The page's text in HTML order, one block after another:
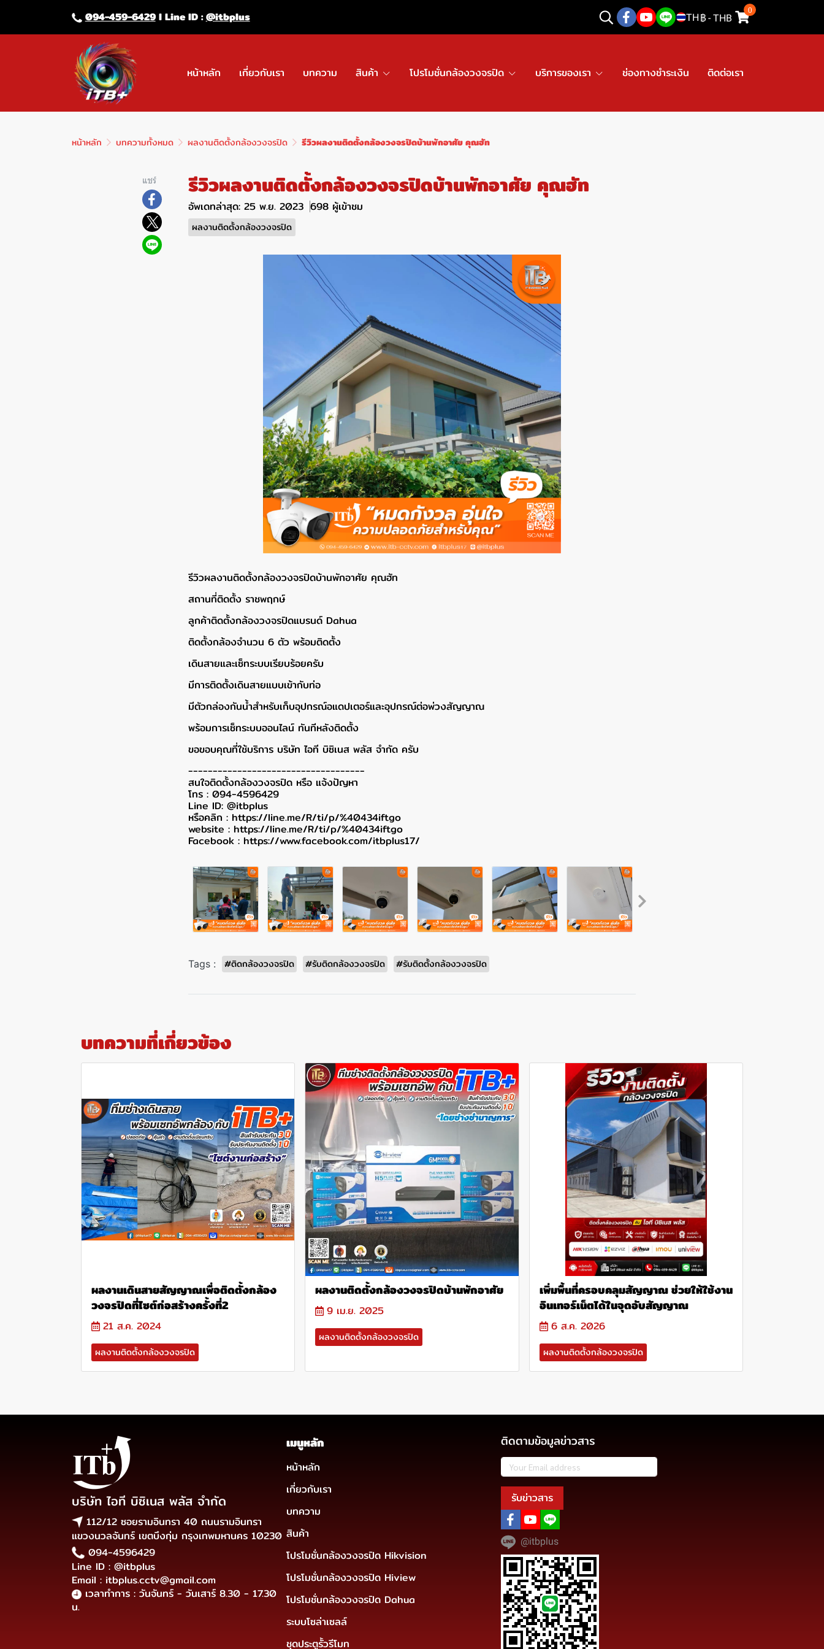
094-459-6429l Line lD :@itbplus TH ฿ - THB
0
หน้าหลัก เกี่ยวกับเรา บทความ สินค้า โปรโมชั่นกล้องวงจรปิด บริการของเรา ช่องทางชำระเงิน ติดต่อเรา
หน้าหลัก บทความทั้งหมด ผลงานติดตั้งกล้องวงจรปิด รีวิวผลงานติดตั้งกล้องวงจรปิดบ้านพักอาศัย คุณฮัท
แชร์ รีวิวผลงานติดตั้งกล้องวงจรปิดบ้านพักอาศัย คุณฮัท
อัพเดทล่าสุด: 25 พ.ย. 2023 698 ผู้เข้าชม
ผลงานติดตั้งกล้องวงจรปิด
รีวิวผลงานติดตั้งกล้องวงจรปิดบ้านพักอาศัย คุณฮัท
สถานที่ติดตั้ง ราชพฤกษ์
ลูกค้าติดตั้งกล้องวงจรปิดแบรนด์ Dahua
ติดตั้งกล้องจำนวน 6 ตัว พร้อมติดตั้ง
เดินสายและเซ็ทระบบเรียบร้อยครับ
มีการติดตั้งเดินสายแบบเข้ากับท่อ
มีตัวกล่องกันน้ำสำหรับเก็บอุปกรณ์อแดปเตอร์และอุปกรณ์ต่อพ่วงสัญญาณ
พร้อมการเซ็ทระบบออนไลน์ ทันทีหลังติดตั้ง
ขอขอบคุณที่ใช้บริการ บริษัท ไอที บิซิเนส พลัส จำกัด ครับ
------------------------------------
สนใจติดตั้งกล้องวงจรปิด หรือ แจ้งปัญหา
โทร : 094-4596429
Line ID: @itbplus
หรือคลิก : https://line.me/R/ti/p/%40434iftgo
website : https://line.me/R/ti/p/%40434iftgo
Facebook : https://www.facebook.com/itbplus17/
Tags : #ติดกล้องวงจรปิด #รับติดกล้องวงจรปิด #รับติดตั้งกล้องวงจรปิด
บทความที่เกี่ยวข้อง
ผลงานเดินสายสัญญาณเพื่อติดตั้งกล้อง
วงจรปิดที่ไซต์ก่อสร้างครั้งที่2
21 ส.ค. 2024
ผลงานติดตั้งกล้องวงจรปิด
ผลงานติดตั้งกล้องวงจรปิดบ้านพักอาศัย
9 เม.ย. 2025
ผลงานติดตั้งกล้องวงจรปิด
เพิ่มพื้นที่ครอบคลุมสัญญาณ ช่วยให้ใช้งาน
อินเทอร์เน็ตได้ในจุดอับสัญญาณ
6 ส.ค. 2026
ผลงานติดตั้งกล้องวงจรปิด
บริษัท ไอที บิซิเนส พลัส จำกัด
112/12 ซอยรามอินทรา 40 ถนนรามอินทรา
แขวงนวลจันทร์ เขตบึงกุ่ม กรุงเทพมหานคร 10230
094-4596429
Line ID : @itbplus
Email : itbplus.cctv@gmail.com
เวลาทำการ : วันจันทร์ - วันเสาร์ 8.30 - 17.30
น.
เมนูหลัก
หน้าหลัก
เกี่ยวกับเรา
บทความ
สินค้า
โปรโมชั่นกล้องวงจรปิด Hikvision
โปรโมชั่นกล้องวงจรปิด Hiview
โปรโมชั่นกล้องวงจรปิด Dahua
ระบบโซล่าเซลล์
ชุดประตูรั้วรีโมท
ติดตามข้อมูลข่าวสาร
รับข่าวสาร
@itbplus